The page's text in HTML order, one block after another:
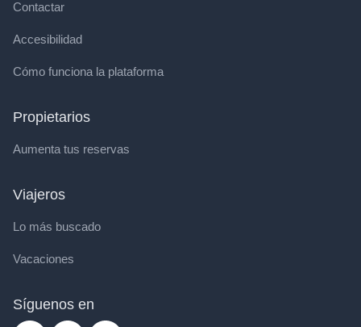
Contactar
Accesibilidad
Cómo funciona la plataforma
Propietarios
Aumenta tus reservas
Viajeros
Lo más buscado
Vacaciones
Síguenos en